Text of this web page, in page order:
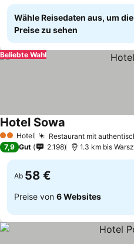
Wähle Reisedaten aus, um
Preise zu sehen
Beliebte Wahl
2 Sterne
Hotel Restaurant mit
Hotel Sowa
7,9 Gut 2.198 1.3 km bis
Ab 58 €
Preise von 6 Websites